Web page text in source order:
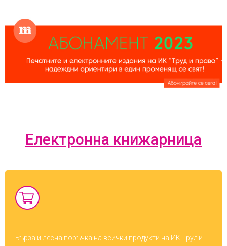
Електронна книжарница
Бърза и лесна поръчка на всички продукти на ИК Труд и